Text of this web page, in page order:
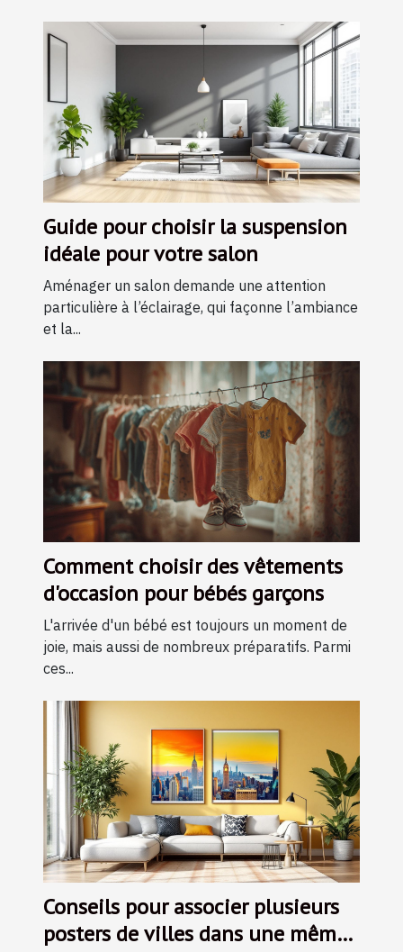
Guide pour choisir la suspension
idéale pour votre salon
Aménager un salon demande une attention
particulière à l’éclairage, qui façonne l’ambiance
et la...
Comment choisir des vêtements
d'occasion pour bébés garçons
L'arrivée d'un bébé est toujours un moment de
joie, mais aussi de nombreux préparatifs. Parmi
ces...
Conseils pour associer plusieurs
posters de villes dans une même